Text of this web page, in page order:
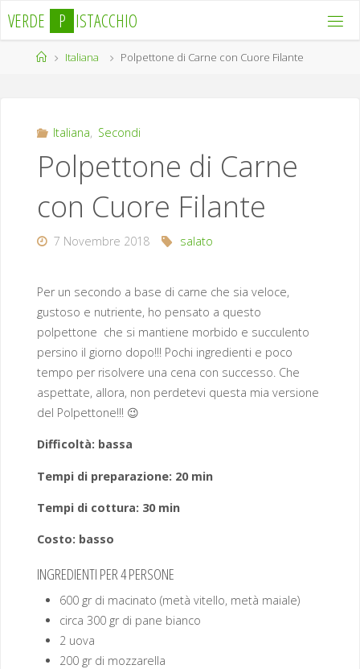
contenuto
VERDE P ISTACCHIO
HomeItaliana Polpettone di Carne con Cuore Filante
Italiana, Secondi
Polpettone di Carne
con Cuore Filante
7 Novembre 2018 salato
Per un secondo a base di carne che sia veloce,
gustoso e nutriente, ho pensato a questo
polpettone che si mantiene morbido e succulento
persino il giorno dopo!!! Pochi ingredienti e poco
tempo per risolvere una cena con successo. Che
aspettate, allora, non perdetevi questa mia versione
del Polpettone!!! 😉
Difficoltà: bassa
Tempi di preparazione: 20 min
Tempi di cottura: 30 min
Costo: basso
INGREDIENTI PER 4 PERSONE
600 gr di macinato (metà vitello, metà maiale)
circa 300 gr di pane bianco
2 uova
200 gr di mozzarella